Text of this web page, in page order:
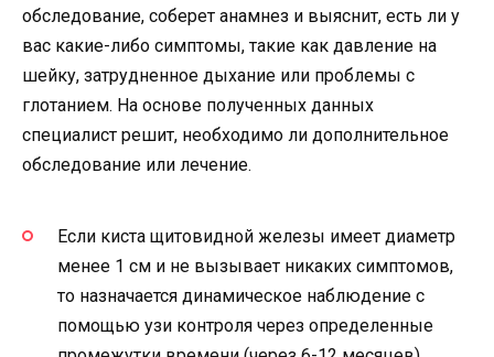
обследование, соберет анамнез и выяснит, есть ли у
вас какие-либо симптомы, такие как давление на
шейку, затрудненное дыхание или проблемы с
глотанием. На основе полученных данных
специалист решит, необходимо ли дополнительное
обследование или лечение.
Если киста щитовидной железы имеет диаметр
менее 1 см и не вызывает никаких симптомов,
то назначается динамическое наблюдение с
помощью узи контроля через определенные